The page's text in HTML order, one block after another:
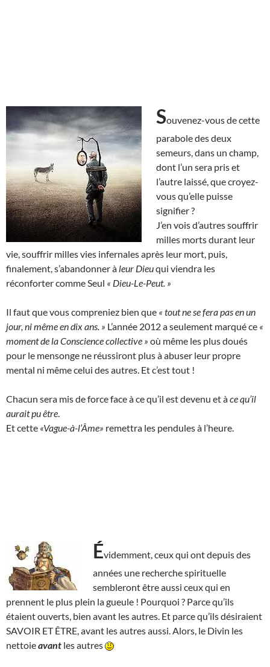
Souvenez-vous de cette
parabole des deux
semeurs, dans un champ,
dont l’un sera pris et
l’autre laissé, que croyez-
vous qu’elle puisse
signifier ?
J’en vois d’autres souffrir
milles morts durant leur
vie, souffrir milles vies infernales après leur mort, puis,
finalement, s’abandonner à leur Dieuqui viendra les
réconforter comme Seul « Dieu-Le-Peut. »
Il faut que vous compreniez bien que « tout ne se fera pas en un
jour, ni même en dix ans. » L’année 2012 a seulement marqué ce «
moment de la Conscience collective » où même les plus doués
pour le mensonge ne réussiront plus à abuser leur propre
mental ni même celui des autres. Et c’est tout !
Chacun sera mis de force face à ce qu’il est devenu et àce qu’il
aurait pu être
Et cette «Vague-à-l’Âme» remettra les pendules à l’heure.
Évidemment, ceux qui ont depuis des
années une recherche spirituelle
sembleront être aussi ceux qui en
prennent le plus plein la gueule ! Pourquoi ? Parce qu’ils
étaient ouverts, bien avant les autres. Et parce qu’ils désiraient
SAVOIR ET ÊTRE, avant les autres aussi. Alors, le Divin les
nettoieavant les autres